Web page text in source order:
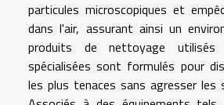
particules microscopiques et
dans l'air, assurant ainsi un
produits de nettoyage utilisés
spécialisées sont formulés pour
les plus tenaces sans agresser les